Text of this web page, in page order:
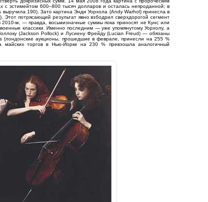
с эстимейтом 600–800 тысяч долларов и осталась непроданной; в
190). Зато картина Энди Уорхола (Andy Warhol) принесла в
потрясающий результат явно взбодрил сверхдорогой сегмент
м, — правда, восьмизначные суммы пока приносят не Кунс или
классики. Именно последним — уже упомянутому Уорхолу, а
(Jackson Pollock) и Лусиену Фрейду (Lucian Freud) — обязаны
(лондонские аукционы, прошедшие в феврале, принесли на 255 %
торгов в Нью-Йорке на 230 % превзошла аналогичный